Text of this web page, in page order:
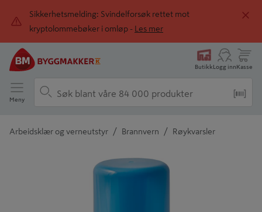
Sikkerhetsmelding: Svindelforsøk rettet mot
kryptolommebøker i omløp -
Les mer
ButikkLogg innKasse
Meny
Arbeidsklær og verneutstyr / Brannvern / Røykvarsler